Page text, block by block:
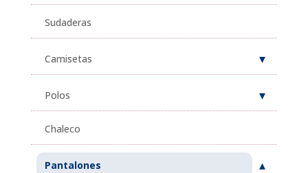
Sudaderas
Camisetas
Polos
Chaleco
Pantalones